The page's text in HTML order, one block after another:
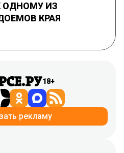
ОДНОМУ ИЗ
КРАЯ
18+
рекламу